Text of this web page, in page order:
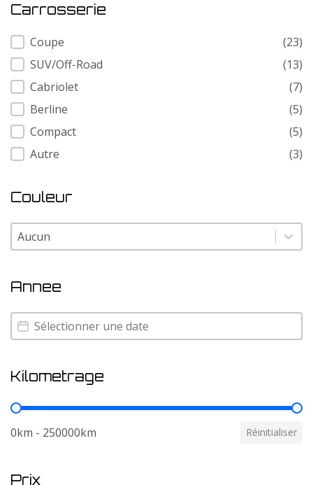
Carrosserie
Carrosserie
Coupe
(23)
SUV/Off-Road
(13)
Cabriolet
(7)
Berline
(5)
Compact
(5)
Autre
(3)
Couleur
Couleur
Couleur
Annee
Annee
Annee
Kilometrage
Kilometrage
0km - 250000km Réinitialiser
Prix